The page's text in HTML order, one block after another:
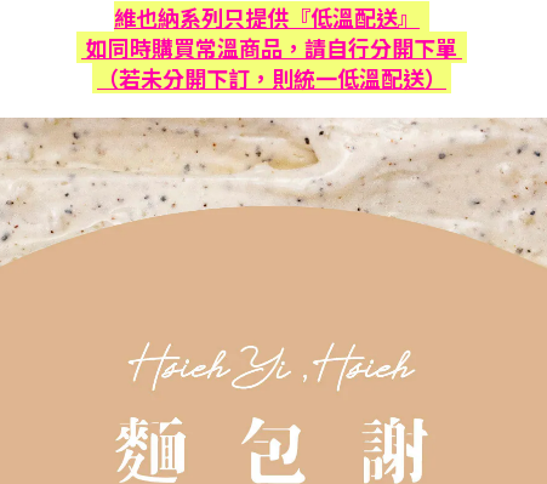
維也納系列只提供『低溫配送』
如同時購買常溫商品，請自行分開下單
（若未分開下訂，則統一低溫配送）